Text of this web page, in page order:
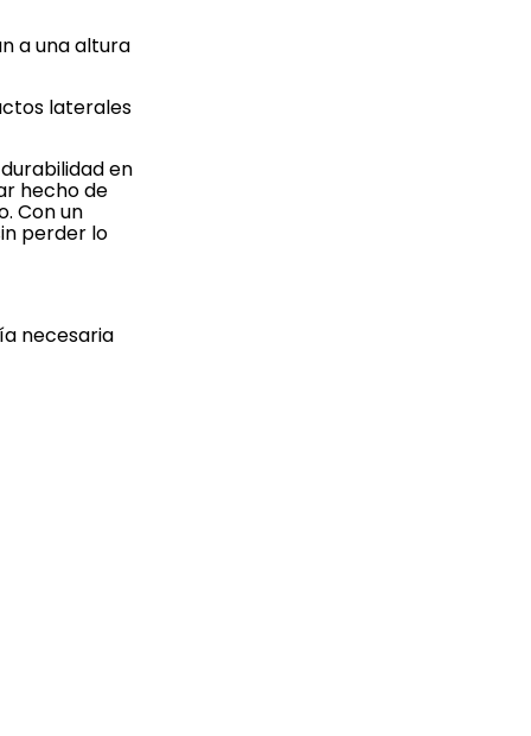
a una altura
laterales
en
hecho de
Con un
perder lo
necesaria